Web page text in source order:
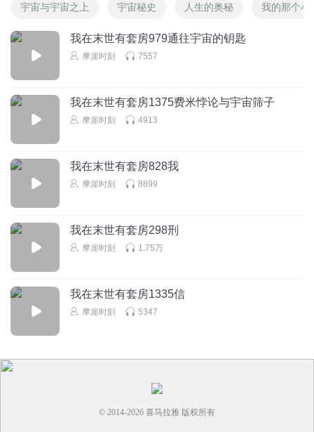
宇宙与宇宙之上 宇宙秘史 人生的奥秘 我的那个小
我在末世有套房979通往宇宙的钥匙
摩崖时刻 7557
我在末世有套房1375费米悖论与宇宙筛子
摩崖时刻 4913
我在末世有套房828我
摩崖时刻 8899
我在末世有套房298刑
摩崖时刻 1.75万
我在末世有套房1335信
摩崖时刻 5347
© 2014-2026 喜马拉雅 版权所有